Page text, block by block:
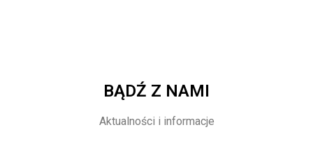
BĄDŹ Z NAMI
Aktualności i informacje